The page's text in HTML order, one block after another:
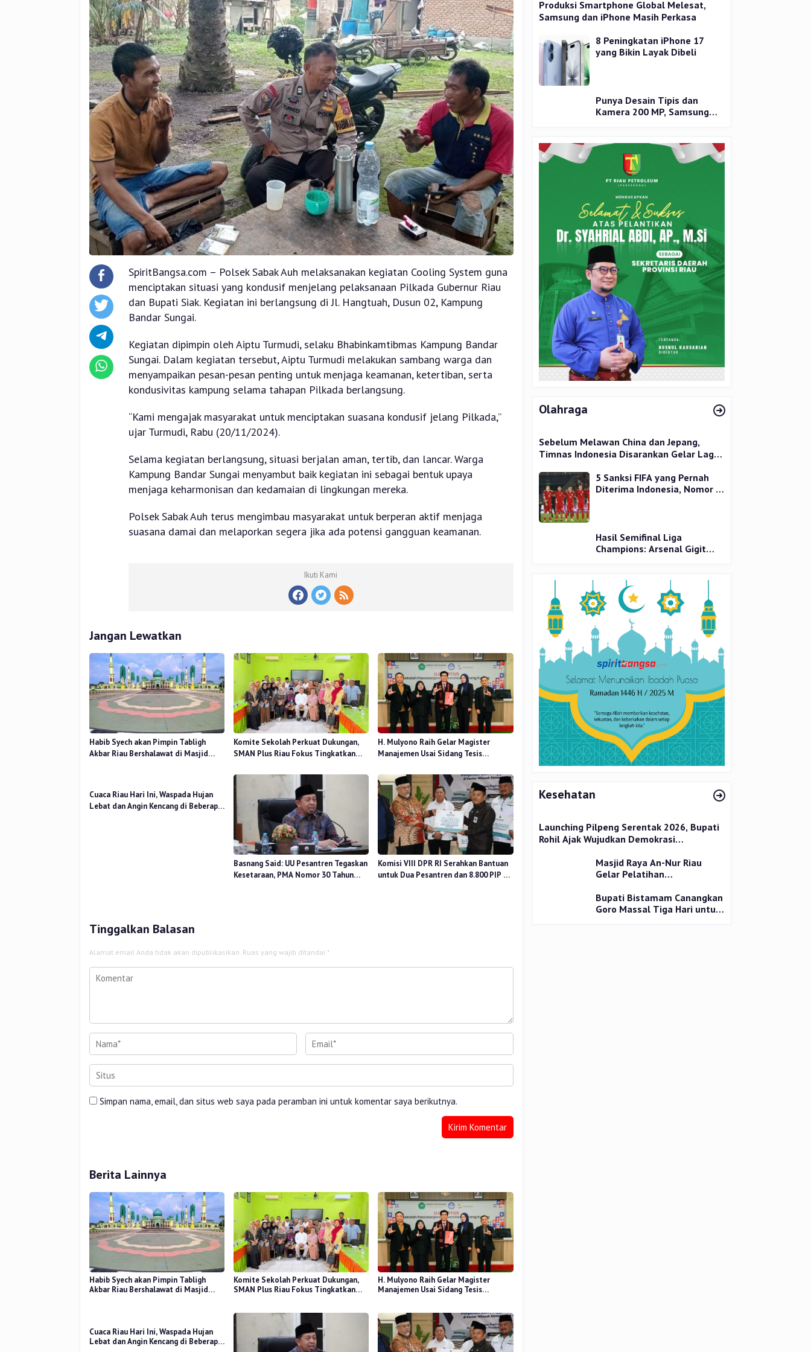
SpiritBangsa.com – Polsek Sabak Auh melaksanakan kegiatan Cooling System guna
menciptakan situasi yang kondusif menjelang pelaksanaan Pilkada Gubernur Riau
dan Bupati Siak. Kegiatan ini berlangsung di Jl. Hangtuah, Dusun 02, Kampung
Bandar Sungai.
Kegiatan dipimpin oleh Aiptu Turmudi, selaku Bhabinkamtibmas Kampung Bandar
Sungai. Dalam kegiatan tersebut, Aiptu Turmudi melakukan sambang warga dan
menyampaikan pesan-pesan penting untuk menjaga keamanan, ketertiban, serta
kondusivitas kampung selama tahapan Pilkada berlangsung.
“Kami mengajak masyarakat untuk menciptakan suasana kondusif jelang Pilkada,”
ujar Turmudi, Rabu (20/11/2024).
Selama kegiatan berlangsung, situasi berjalan aman, tertib, dan lancar. Warga
Kampung Bandar Sungai menyambut baik kegiatan ini sebagai bentuk upaya
menjaga keharmonisan dan kedamaian di lingkungan mereka.
Polsek Sabak Auh terus mengimbau masyarakat untuk berperan aktif menjaga
suasana damai dan melaporkan segera jika ada potensi gangguan keamanan.
Ikuti Kami
Jangan Lewatkan
Habib Syech akan Pimpin Tabligh
Akbar Riau Bershalawat di Masjid
Komite Sekolah Perkuat Dukungan,
SMAN Plus Riau Fokus Tingkatkan
H. Mulyono Raih Gelar Magister
Manajemen Usai Sidang Tesis
Kerja
Cuaca Riau Hari Ini, Waspada Hujan
Lebat dan Angin Kencang di Beberapa
Basnang Said: UU Pesantren Tegaskan
Kesetaraan, PMA Nomor 30 Tahun
Komisi VIII DPR RI Serahkan Bantuan
untuk Dua Pesantren dan 8.800 PIP di
Tinggalkan Balasan
Alamat email Anda tidak akan dipublikasikan. Ruas yang wajib ditandai *
Simpan nama, email, dan situs web saya pada peramban ini untuk komentar saya berikutnya.
Berita Lainnya
Habib Syech akan Pimpin Tabligh
Akbar Riau Bershalawat di Masjid
Komite Sekolah Perkuat Dukungan,
SMAN Plus Riau Fokus Tingkatkan
H. Mulyono Raih Gelar Magister
Manajemen Usai Sidang Tesis
Cuaca Riau Hari Ini, Waspada Hujan
Lebat dan Angin Kencang di Beberapa
Produksi Smartphone Global Melesat,
Samsung dan iPhone Masih Perkasa
8 Peningkatan iPhone 17
yang Bikin Layak Dibeli
Punya Desain Tipis dan
Kamera 200 MP, Samsung
Olahraga
Sebelum Melawan China dan Jepang,
Timnas Indonesia Disarankan Gelar Laga
5 Sanksi FIFA yang Pernah
Diterima Indonesia, Nomor 1
Hasil Semifinal Liga
Champions: Arsenal Gigit
Kesehatan
Launching Pilpeng Serentak 2026, Bupati
Rohil Ajak Wujudkan Demokrasi
Masjid Raya An-Nur Riau
Gelar Pelatihan
Langsung Praktik dan Gratis
Bupati Bistamam Canangkan
Goro Massal Tiga Hari untuk